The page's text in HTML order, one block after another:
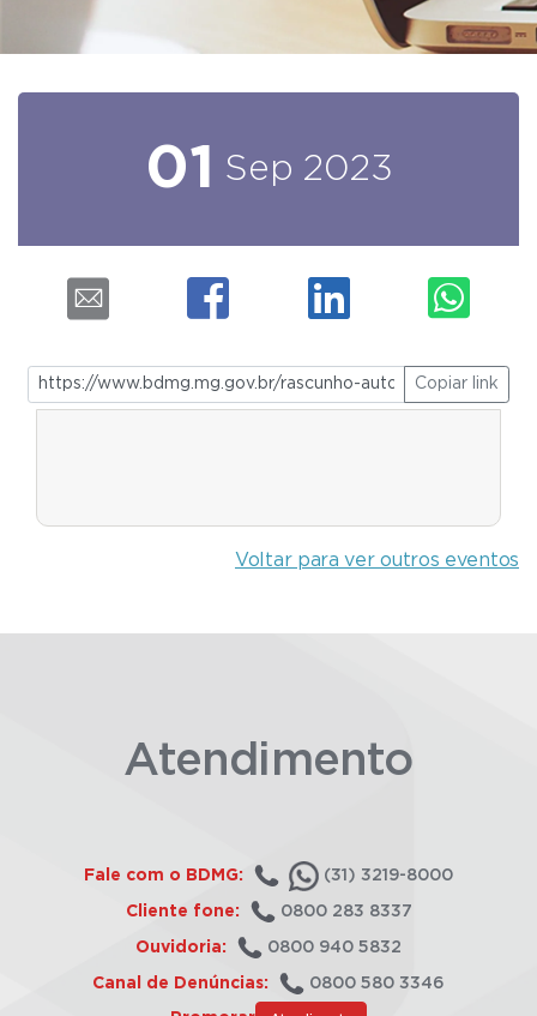
01 Sep 2023
Copiar link
Voltar para ver outros eventos
Atendimento
Fale com o BDMG: (31) 3219-8000
Cliente fone: 0800 283 8337
Ouvidoria: 0800 940 5832
Canal de Denúncias: 0800 580 3346